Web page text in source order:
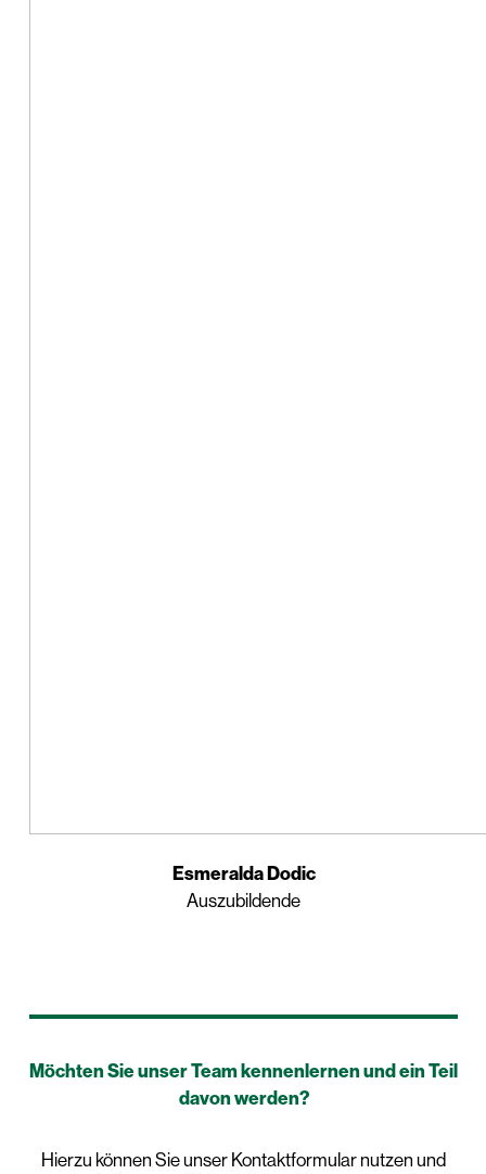
Esmeralda Dodic
Auszubildende
Möchten Sie unser Team kennenlernen und ein Teil
davon werden?
Hierzu können Sie unser Kontaktformular nutzen und